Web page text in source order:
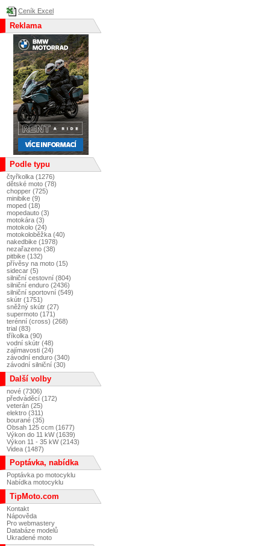
Ceník Excel
Reklama
Podle typu
čtyřkolka (1276)
dětské moto (78)
chopper (725)
minibike (9)
moped (18)
mopedauto (3)
motokára (3)
motokolo (24)
motokoloběžka (40)
nakedbike (1978)
nezařazeno (38)
pitbike (132)
přívěsy na moto (15)
sidecar (5)
silniční cestovní (804)
silniční enduro (2436)
silniční sportovní (549)
skútr (1751)
sněžný skútr (27)
supermoto (171)
terénní (cross) (268)
trial (83)
tříkolka (90)
vodní skútr (48)
zajímavosti (24)
závodní enduro (340)
závodní silniční (30)
Další volby
nové (7306)
předváděcí (172)
veterán (25)
elektro (311)
bourané (35)
Obsah 125 ccm (1677)
Výkon do 11 kW (1639)
Výkon 11 - 35 kW (2143)
Videa (1487)
Poptávka, nabídka
Poptávka po motocyklu
Nabídka motocyklu
TipMoto.com
Kontakt
Nápověda
Pro webmastery
Databáze modelů
Ukradené moto